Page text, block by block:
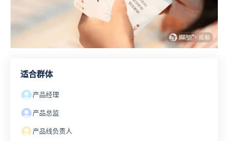
适合群体
产品经理
产品总监
产品线负责人